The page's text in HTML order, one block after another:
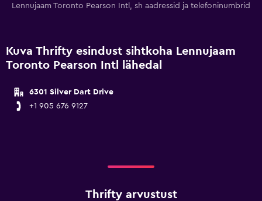
Lennujaam Toronto Pearson Intl, sh aadressid ja telefoninumbrid
Kuva Thrifty esindust sihtkoha Lennujaam
Toronto Pearson Intl lähedal
6301 Silver Dart Drive
+1 905 676 9127
Thrifty arvustust